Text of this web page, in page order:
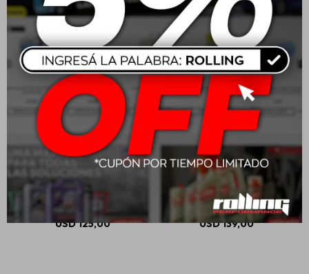
195/55 R15 85V Dunlop
Spfm800
USD125,00
205/55 R16 91V Dunlop
Spfm800
USD139,00